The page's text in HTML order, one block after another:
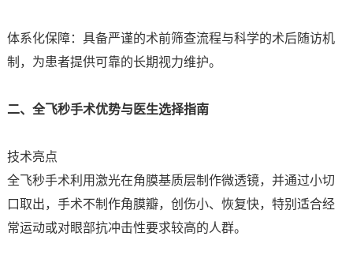
体系化保障：具备严谨的术前筛查流程与科学的术后随访机
制，为患者提供可靠的长期视力维护。
二、全飞秒手术优势与医生选择指南
技术亮点
全飞秒手术利用激光在角膜基质层制作微透镜，并通过小切
口取出，手术不制作角膜瓣，创伤小、恢复快，特别适合经
常运动或对眼部抗冲击性要求较高的人群。